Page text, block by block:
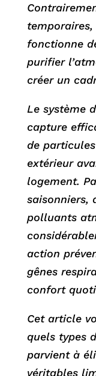
fonctionne
purifier
créer un
Le système
capture
de
extérieur
logement.
saisonniers,
polluants
action
gênes
confort
Cet article
quels types
parvient à
véritables